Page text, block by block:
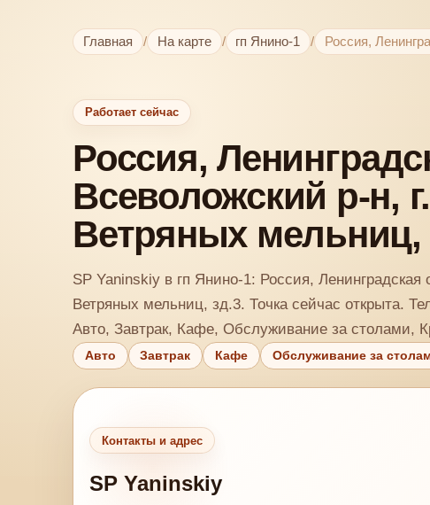
Главная / На карте / гп Янино-1 / Россия,
Работает сейчас
Россия,
Всеволожский р-н,
Ветряных мельниц,
SP Yaninskiy в гп Янино-1: Россия,
Ветряных мельниц, зд.3. Точка сейчас открыта.
Авто, Завтрак, Кафе, Обслуживание за столами,
Авто Завтрак Кафе Обслуживание за
Контакты и адрес
SP Yaninskiy